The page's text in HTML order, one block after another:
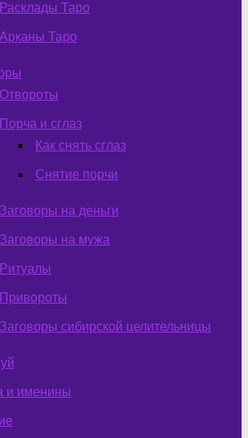
Расклады Таро
Арканы Таро
Отвороты
Порча и сглаз
Как снять сглаз
Снятие порчи
Заговоры на деньги
Заговоры на мужа
Ритуалы
Привороты
Заговоры сибирской целительницы
и именины